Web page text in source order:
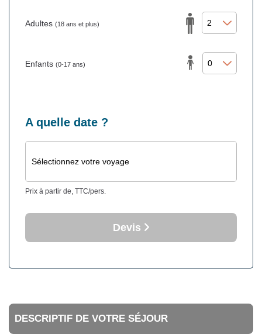
Adultes (18 ans et plus)
Enfants (0-17 ans)
A quelle date ?
Sélectionnez votre voyage
Prix à partir de, TTC/pers.
Devis
DESCRIPTIF DE VOTRE SÉJOUR